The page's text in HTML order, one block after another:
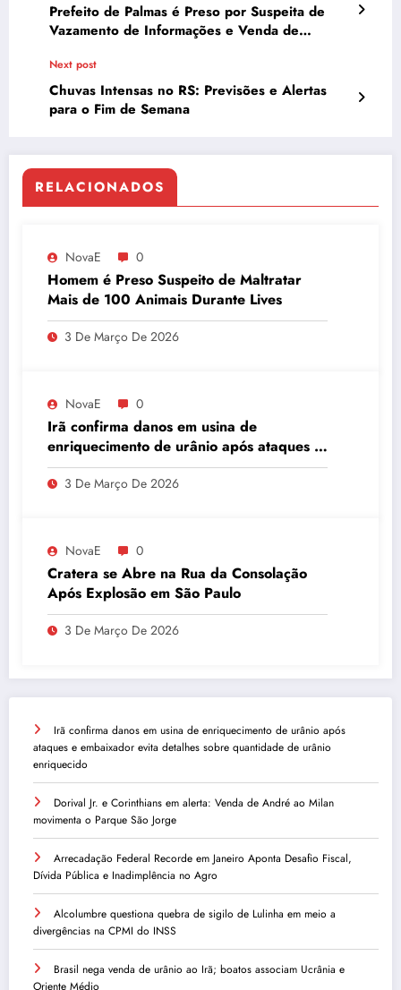
Prefeito de Palmas é Preso por Suspeita de
Vazamento de Informações e Venda de
Next post
Chuvas Intensas no RS: Previsões e Alertas
para o Fim de Semana
RELACIONADOS
NovaE 0
Homem é Preso Suspeito de Maltratar
Mais de 100 Animais Durante Lives
3 De Março De 2026
NovaE 0
Irã confirma danos em usina de
enriquecimento de urânio após ataques e
embaixador evita detalhes sobre
quantidade de urânio enriquecido
3 De Março De 2026
NovaE 0
Cratera se Abre na Rua da Consolação
Após Explosão em São Paulo
3 De Março De 2026
Irã confirma danos em usina de enriquecimento de urânio após
ataques e embaixador evita detalhes sobre quantidade de urânio
enriquecido
Dorival Jr. e Corinthians em alerta: Venda de André ao Milan
movimenta o Parque São Jorge
Arrecadação Federal Recorde em Janeiro Aponta Desafio Fiscal,
Dívida Pública e Inadimplência no Agro
Alcolumbre questiona quebra de sigilo de Lulinha em meio a
divergências na CPMI do INSS
Brasil nega venda de urânio ao Irã; boatos associam Ucrânia e
Oriente Médio